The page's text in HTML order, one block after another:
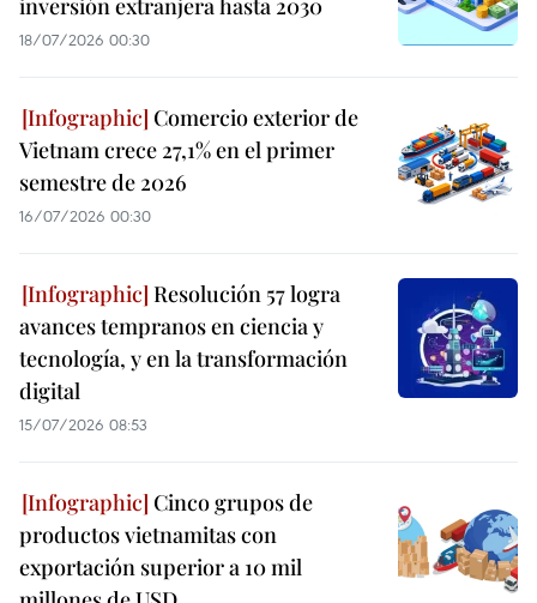
inversión extranjera hasta 2030
18/07/2026 00:30
Comercio exterior de
Vietnam crece 27,1% en el primer
semestre de 2026
16/07/2026 00:30
Resolución 57 logra
avances tempranos en ciencia y
tecnología, y en la transformación
digital
15/07/2026 08:53
Cinco grupos de
productos vietnamitas con
exportación superior a 10 mil